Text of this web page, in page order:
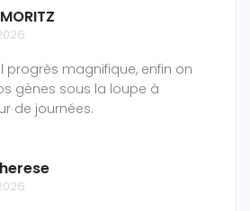
progrès magnifique, enfin on
gènes sous la loupe à
de journées.